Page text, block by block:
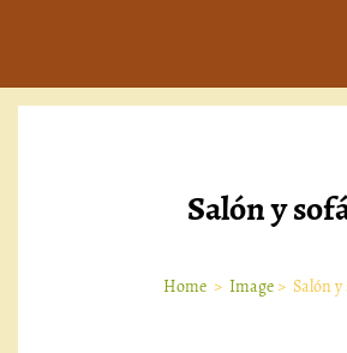
Salón y
Home > Image> Salón